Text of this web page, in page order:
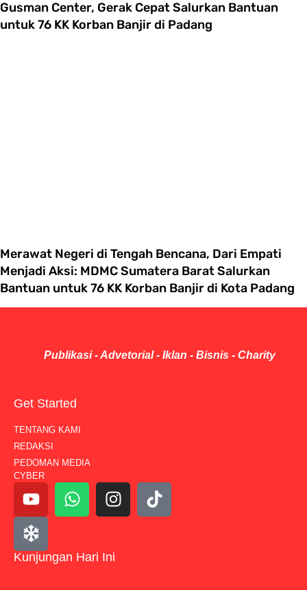
Gusman Center, Gerak Cepat Salurkan Bantuan
untuk 76 KK Korban Banjir di Padang
Merawat Negeri di Tengah Bencana, Dari Empati
Menjadi Aksi: MDMC Sumatera Barat Salurkan
Bantuan untuk 76 KK Korban Banjir di Kota Padang
Publikasi - Advetorial - Iklan - Bisnis - Charity
Get Started
TENTANG KAMI
REDAKSI
PEDOMAN MEDIA
CYBER
Kunjungan Hari Ini